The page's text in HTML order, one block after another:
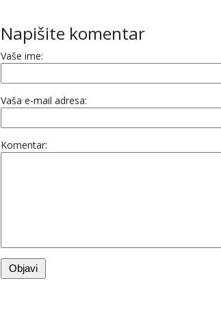
Napišite komentar
Vaše ime:
Vaša e-mail adresa:
Komentar: